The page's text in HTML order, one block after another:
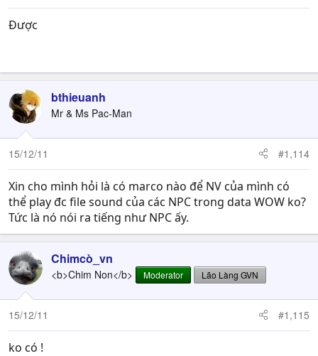
Được
bthieuanh
Mr & Ms Pac-Man
15/12/11 #1,114
Xin cho mình hỏi là có marco nào để NV của mình có
thể play đc file sound của các NPC trong data WOW ko?
Tức là nó nói ra tiếng như NPC ấy.
Chimcò_vn
<b>Chim Non</b> Moderator Lão Làng GVN
15/12/11 #1,115
ko có !